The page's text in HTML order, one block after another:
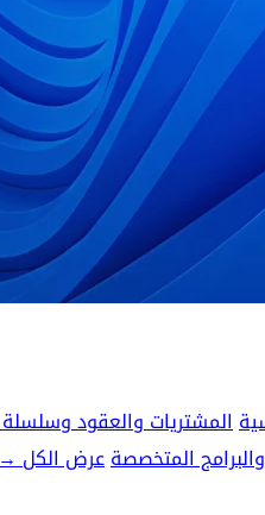
المشتريات والعقود وسلسلة
المتخصصةعرض الكل